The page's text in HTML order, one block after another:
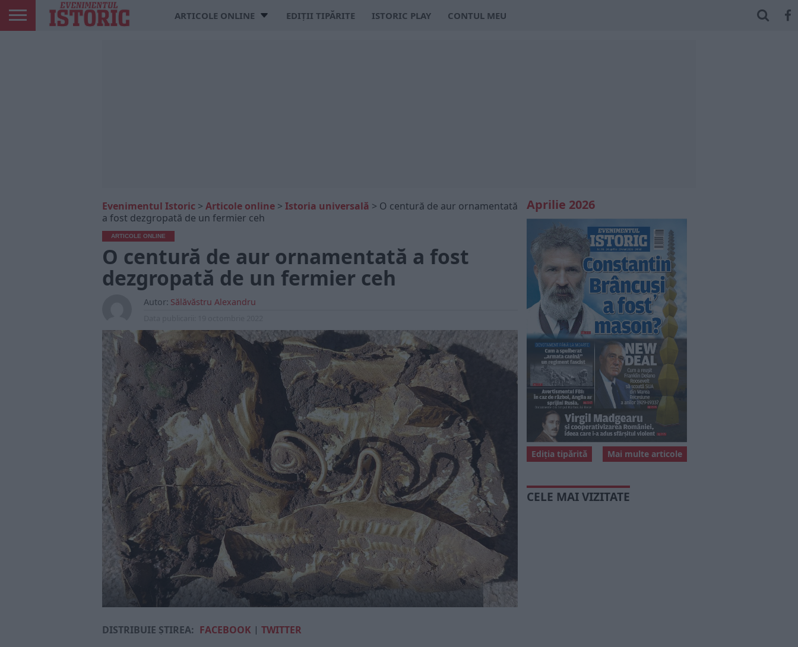
ARTICOLE ONLINE EDIȚII TIPĂRITE ISTORIC PLAY CONTUL MEU
Evenimentul Istoric > Articole online > Istoria universală > O centură de aur ornamentată
a fost dezgropată de un fermier ceh
ARTICOLE ONLINE
O centură de aur ornamentată a fost
dezgropată de un fermier ceh
Autor: Sălăvăstru Alexandru
DISTRIBUIE ȘTIREA: FACEBOOK | TWITTER
Aprilie 2026
Mai multe articole
Ediția tipărită
CELE MAI VIZITATE